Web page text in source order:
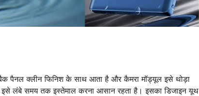
पैनल क्लीन फिनिश के साथ आता है और कैमरा मॉड्यूल इसे थोड़ा
लंबे समय तक इस्तेमाल करना आसान रहता है। इसका डिजाइन यूथ